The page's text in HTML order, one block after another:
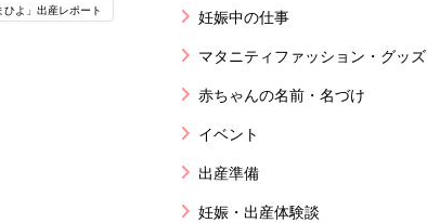
ひよ」出産レポート
妊娠中の仕事
マタニティファッション・グッズ
赤ちゃんの名前・名づけ
イベント
出産準備
妊娠・出産体験談